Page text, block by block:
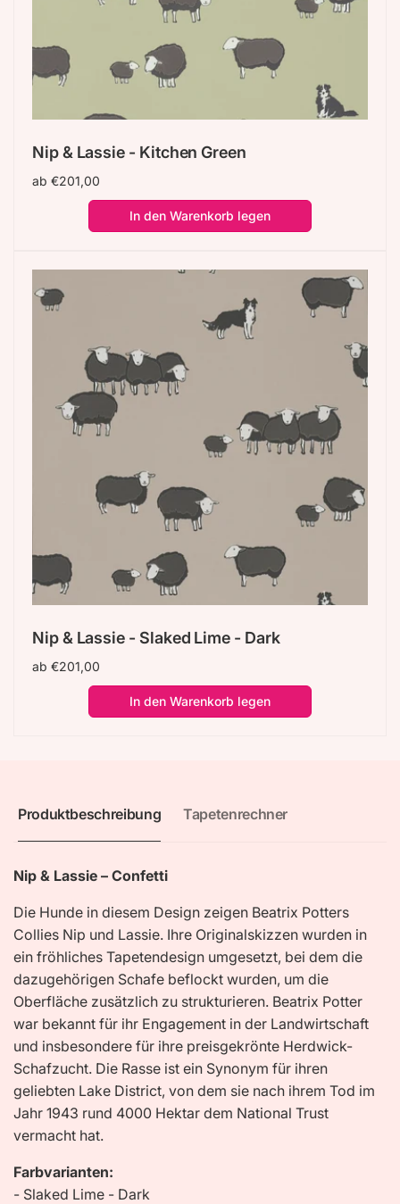
Nip & Lassie - Kitchen Green
Normaler
ab €201,00
In den Warenkorb legen
Nip & Lassie - Slaked Lime - Dark
Normaler
ab €201,00
In den Warenkorb legen
Produktbeschreibung Tapetenrechner
Nip & Lassie – Confetti
Die Hunde in diesem Design zeigen Beatrix Potters
Collies Nip und Lassie. Ihre Originalskizzen wurden in
ein fröhliches Tapetendesign umgesetzt, bei dem die
dazugehörigen Schafe beflockt wurden, um die
Oberfläche zusätzlich zu strukturieren. Beatrix Potter
war bekannt für ihr Engagement in der Landwirtschaft
und insbesondere für ihre preisgekrönte Herdwick-
Schafzucht. Die Rasse ist ein Synonym für ihren
geliebten Lake District, von dem sie nach ihrem Tod im
Jahr 1943 rund 4000 Hektar dem National Trust
vermacht hat.
Farbvarianten:
- Slaked Lime - Dark